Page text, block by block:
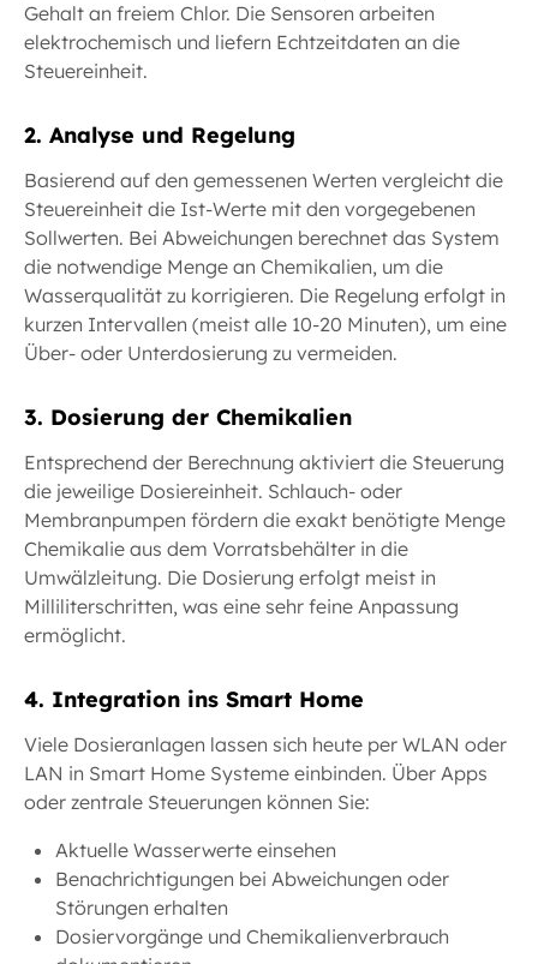
Gehalt an freiem Chlor. Die Sensoren arbeiten
elektrochemisch und liefern Echtzeitdaten an die
Steuereinheit.
2. Analyse und Regelung
Basierend auf den gemessenen Werten vergleicht die
Steuereinheit die Ist-Werte mit den vorgegebenen
Sollwerten. Bei Abweichungen berechnet das System
die notwendige Menge an Chemikalien, um die
Wasserqualität zu korrigieren. Die Regelung erfolgt in
kurzen Intervallen (meist alle 10-20 Minuten), um eine
Über- oder Unterdosierung zu vermeiden.
3. Dosierung der Chemikalien
Entsprechend der Berechnung aktiviert die Steuerung
die jeweilige Dosiereinheit. Schlauch- oder
Membranpumpen fördern die exakt benötigte Menge
Chemikalie aus dem Vorratsbehälter in die
Umwälzleitung. Die Dosierung erfolgt meist in
Milliliterschritten, was eine sehr feine Anpassung
ermöglicht.
4. Integration ins Smart Home
Viele Dosieranlagen lassen sich heute per WLAN oder
LAN in Smart Home Systeme einbinden. Über Apps
oder zentrale Steuerungen können Sie:
Aktuelle Wasserwerte einsehen
Benachrichtigungen bei Abweichungen oder
Störungen erhalten
Dosiervorgänge und Chemikalienverbrauch